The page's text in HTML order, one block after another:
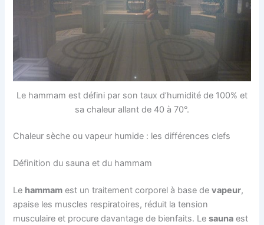
Le hammam est défini par son taux d’humidité de 100% et
sa chaleur allant de 40 à 70°.
Chaleur sèche ou vapeur humide : les différences clefs
Définition du sauna et du hammam
Le hammam est un traitement corporel à base devapeur,
apaise les muscles respiratoires, réduit la tension
musculaire et procure davantage de bienfaits. Lesauna est